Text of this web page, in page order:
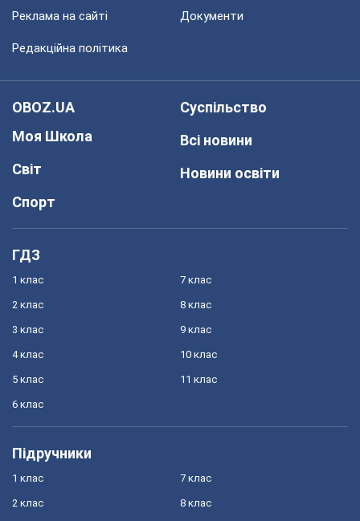
Реклама на сайті Документи
Редакційна політика
OBOZ.UA
Моя Школа
Світ
Спорт
Суспільство
Всі новини
Новини освіти
ГДЗ
1 клас
2 клас
3 клас
4 клас
5 клас
6 клас
7 клас
8 клас
9 клас
10 клас
11 клас
Підручники
1 клас
2 клас
7 клас
8 клас